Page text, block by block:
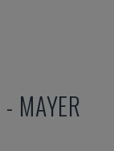
- MAYER